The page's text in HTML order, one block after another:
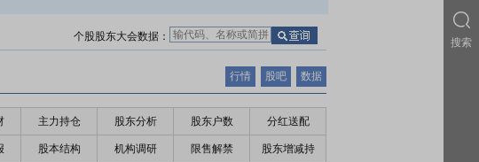
个股股东大会数据：
行情 股吧 数据
主力持仓 股东分析 股东户数 分红送配
股本结构 机构调研 限售解禁 股东增减持
搜索